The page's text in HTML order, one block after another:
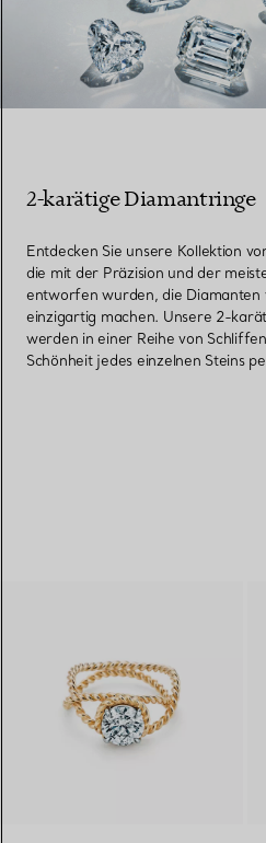
2-karätige Diamantringe
Entdecken Sie unsere Kollektion
die mit der Präzision und der
entworfen wurden, die Diamanten
einzigartig machen. Unsere 2-
werden in einer Reihe von
Schönheit jedes einzelnen Steins